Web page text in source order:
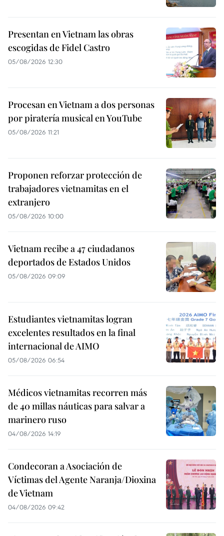
Presentan en Vietnam las obras
escogidas de Fidel Castro
05/08/2026 12:30
Procesan en Vietnam a dos personas
por piratería musical en YouTube
05/08/2026 11:21
Proponen reforzar protección de
trabajadores vietnamitas en el
extranjero
05/08/2026 10:00
Vietnam recibe a 47 ciudadanos
deportados de Estados Unidos
05/08/2026 09:09
Estudiantes vietnamitas logran
excelentes resultados en la final
internacional de AIMO
05/08/2026 06:54
Médicos vietnamitas recorren más
de 40 millas náuticas para salvar a
marinero ruso
04/08/2026 14:19
Condecoran a Asociación de
Víctimas del Agente Naranja/Dioxina
de Vietnam
04/08/2026 09:42